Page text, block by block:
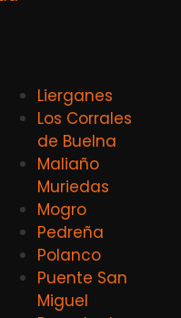
Lierganes
Los Corrales
de Buelna
Maliaño
Muriedas
Mogro
Pedreña
Polanco
Puente San
Miguel